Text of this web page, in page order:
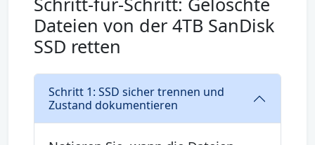
Dateien von der 4TB SanDisk
SSD retten
Schritt 1: SSD sicher trennen und
Zustand dokumentieren